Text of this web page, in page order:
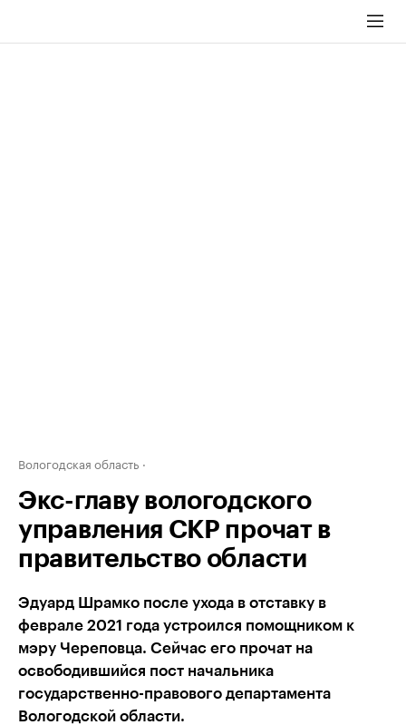
Вологодская область
Экс-главу вологодского
управления СКР прочат в
правительство области
Эдуард Шрамко после ухода в отставку в
феврале 2021 года устроился помощником к
мэру Череповца. Сейчас его прочат на
освободившийся пост начальника
государственно-правового департамента
Вологодской области.